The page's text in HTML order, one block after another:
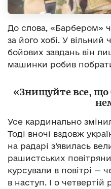
До слова, «Барбером»
за його хобі. У вільний
бойових завдань він
машинки робив
«Знищуйте все, що
Усе кардинально
Тоді вночі вздовж
на радарі з’явилась
рашистських
курсували в повітрі —
в наступ. І о